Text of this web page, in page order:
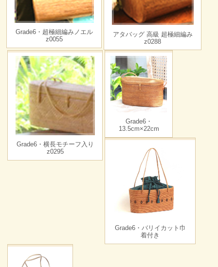
Grade6・超極細編みノエル
z0055
アタバッグ 高級 超極細編み
z0288
Grade6・横長モチーフ入り
z0295
Grade6・
13.5cm×22cm
Grade6・バリイカット巾
着付き